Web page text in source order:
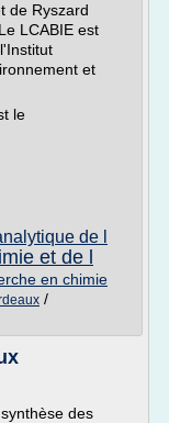
de Ryszard
LCABIE est
et
le
de l
et de l
en chimie
/
des